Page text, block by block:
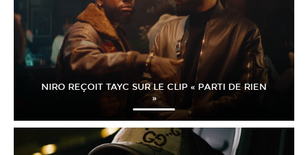
NIRO REÇOIT TAYC SUR LE CLIP « PARTI DE RIEN
»